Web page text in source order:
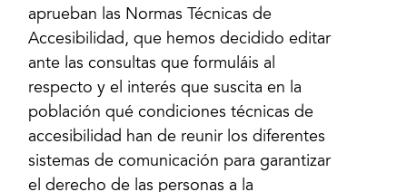
aprueban las Normas Técnicas de
Accesibilidad, que hemos decidido editar
ante las consultas que formuláis al
respecto y el interés que suscita en la
población qué condiciones técnicas de
accesibilidad han de reunir los diferentes
sistemas de comunicación para garantizar
el derecho de las personas a la